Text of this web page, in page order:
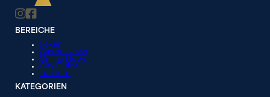
BEREICHE
Poker
Casino News
Online News
City Guide
Turniere
KATEGORIEN